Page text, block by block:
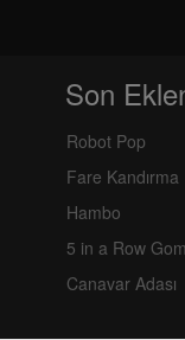
Son
Robot Pop
Fare Kandırma
Hambo
5 in a Row
Canavar Adası